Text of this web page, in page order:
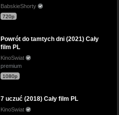
BabskieShorty
720p
Powrót do tamtych dni (2021) Cały
film PL
KinoSwiat
premium
1080p
7 uczuć (2018) Cały film PL
KinoSwiat